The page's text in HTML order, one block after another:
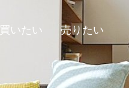
買いたい
売りたい
売却について
売却実績